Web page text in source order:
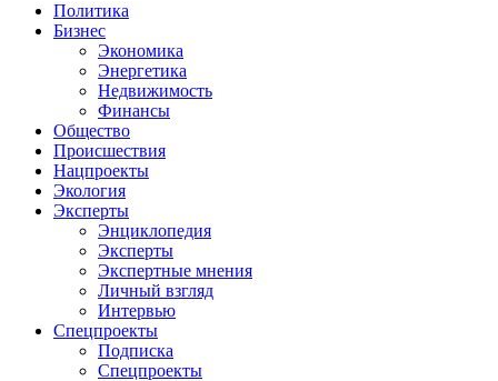
Политика
Бизнес
Экономика
Энергетика
Недвижимость
Финансы
Общество
Происшествия
Нацпроекты
Экология
Эксперты
Энциклопедия
Эксперты
Экспертные мнения
Личный взгляд
Интервью
Спецпроекты
Подписка
Спецпроекты